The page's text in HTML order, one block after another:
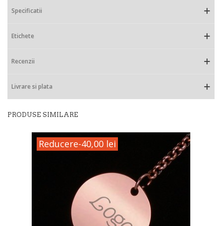
Specificatii
Etichete
Recenzii
Livrare si plata
PRODUSE SIMILARE
Reducere-40,00 lei